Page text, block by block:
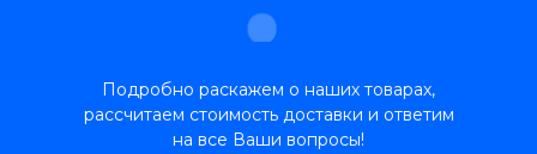
Подробно раскажем о наших товарах,
рассчитаем стоимость доставки и ответим
на все Ваши вопросы!